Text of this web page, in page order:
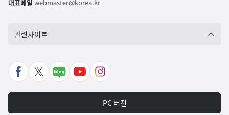
대표메일 webmaster@korea.kr
관련사이트
페
북
X
가
네
포
유
바
인
타
그
PC 버전